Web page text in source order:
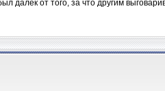
далек от того, за что другим